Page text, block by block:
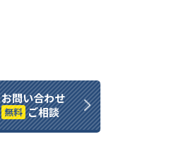
お問い合わせ
無料 ご相談